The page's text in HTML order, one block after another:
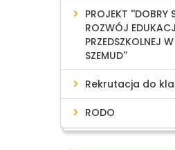
PROJEKT ''DOBRY
ROZWÓJ
PRZEDSZKOLNEJ
SZEMUD''
Rekrutacja do
RODO